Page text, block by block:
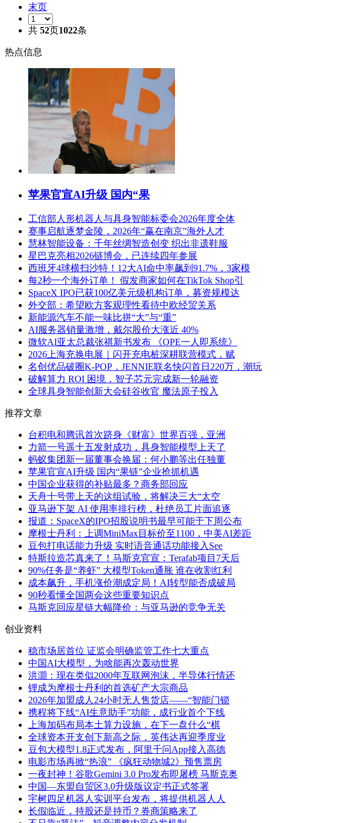
末页
共 52页1022条
热点信息
苹果官宣AI升级 国内“果
工信部人形机器人与具身智能标委会2026年度全体
赛事启航逐梦金陵，2026年“赢在南京”海外人才
慧林智能设备：千年丝绸智造创变 织出非遗鞋服
星巴克亮相2026链博会，已连续四年参展
西班牙4球横扫沙特！12大AI命中率飙到91.7%，3家模
每2秒一个海外订单！ 假发商家如何在TikTok Shop引
SpaceX IPO已获100亿美元级机构订单，募资规模达
外交部：希望欧方客观理性看待中欧经贸关系
新能源汽车不能一味比拼“大”与“重”
AI服务器销量激增，戴尔股价大涨近 40%
微软AI亚太总裁张祺新书发布 《OPE一人即系统》
2026上海充换电展｜闪开充电桩深耕联营模式，赋
名创优品破圈K-POP，JENNIE联名快闪首日220万，潮玩
破解算力 ROI 困境，智子芯元完成新一轮融资
全球具身智能创新大会硅谷收官 魔法原子投入
推荐文章
台积电和腾讯首次跻身《财富》世界百强，亚洲
力箭一号遥十五发射成功，具身智能模型上天了
蚂蚁集团新一届董事会换届：何小鹏等出任独董
苹果官宣AI升级 国内“果链”企业抢抓机遇
中国企业获得的补贴最多？商务部回应
天舟十号带上天的这组试验，将解决三大“太空
亚马逊下架 AI 使用率排行榜，杜绝员工片面追逐
报道：SpaceX的IPO招股说明书最早可能于下周公布
摩根士丹利：上调MiniMax目标价至1100，中美AI差距
豆包打电话能力升级 实时语音通话功能接入See
特斯拉造芯真来了！马斯克官宣：Terafab项目7天后
90%任务是“养虾” 大模型Token通胀 谁在收割红利
成本飙升，手机涨价潮成定局！AI转型能否成破局
90秒看懂全国两会这些重要知识点
马斯克回应星链大幅降价：与亚马逊的竞争无关
创业资料
稳市场居首位 证监会明确监管工作七大重点
中国AI大模型，为啥能再次轰动世界
洪灝：现在类似2000年互联网泡沫，半导体行情还
锂成为摩根士丹利的首选矿产大宗商品
2026年加盟成人24小时无人售货店——“智能门锁
携程将下线“AI生意助手”功能，成行业首个下线
上海加码布局本土算力设施，在下一盘什么“棋
全球资本开支创下新高之际，英伟达再迎季度业
豆包大模型1.8正式发布，阿里千问App接入高德
电影市场再掀“热浪” 《疯狂动物城2》预售票房
一夜封神！谷歌Gemini 3.0 Pro发布即屠榜 马斯克奥
中国—东盟自贸区3.0升级版议定书正式签署
宇树四足机器人实训平台发布，将提供机器人人
长假临近，持股还是持币？券商策略来了